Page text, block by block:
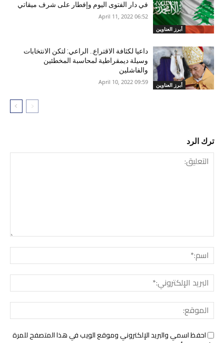
أبرز العناوين
في دار الفتوى اليوم وإفطار على شرف ميقاتي
06:52 2022 ,April 11
أبرز العناوين
داعيا لكثافة الاقتراع.. الراعي: لتكن الانتخابات
وسيلة ديمقراطية لمحاسبة المخطئين
والفاشلين
09:59 2022 ,April 10
ترك الرد
التعليق:
احفظ اسمي والبريد الإلكتروني وموقع الويب في هذا المتصفح للمرة